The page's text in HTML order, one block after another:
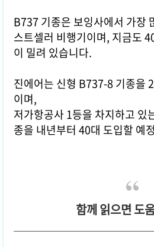
B737 기종은 보잉사에서 가장
스트셀러 비행기이며, 지금도
이 밀려 있습니다.
진에어는 신형 B737-8 기종을
이며,
저가항공사 1등을 차지하고 있
종을 내년부터 40대 도입할 예
함께 읽으면 도